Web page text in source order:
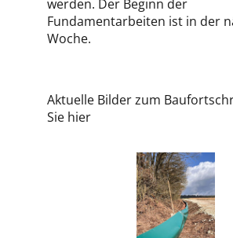
werden. Der Beginn der
Fundamentarbeiten ist in der
Woche.
Aktuelle Bilder zum
Sie hier